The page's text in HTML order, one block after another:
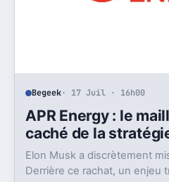
Begeek· 17 Juil · 16h00
APR Energy : le
caché de la
Elon Musk a discrètement
Derrière ce rachat, un enjeu